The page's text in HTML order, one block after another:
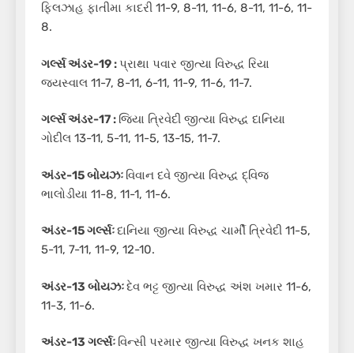
ફિલઝાહ ફાતીમા કાદરી 11-9, 8-11, 11-6, 8-11, 11-6, 11-
8.
ગર્લ્સ અંડર-19 :પ્રાથા પવાર જીત્યા વિરુદ્ધ રિયા
જયસ્વાલ 11-7, 8-11, 6-11, 11-9, 11-6, 11-7.
ગર્લ્સ અંડર-17 : જિયા ત્રિવેદી જીત્યા વિરુદ્ધ દાનિયા
ગોદીલ 13-11, 5-11, 11-5, 13-15, 11-7.
અંડર-15 બોયઝઃ વિવાન દવે જીત્યા વિરુદ્ધ દ્વિજ
ભાલોડીયા 11-8, 11-1, 11-6.
અંડર-15 ગર્લ્સઃદાનિયા જીત્યા વિરુદ્ધ ચાર્મી ત્રિવેદી 11-5,
5-11, 7-11, 11-9, 12-10.
અંડર-13 બોયઝઃદેવ ભટ્ટ જીત્યા વિરુદ્ધ અંશ ખમાર 11-6,
11-3, 11-6.
અંડર-13 ગર્લ્સઃ વિન્સી પરમાર જીત્યા વિરુદ્ધ ખનક શાહ